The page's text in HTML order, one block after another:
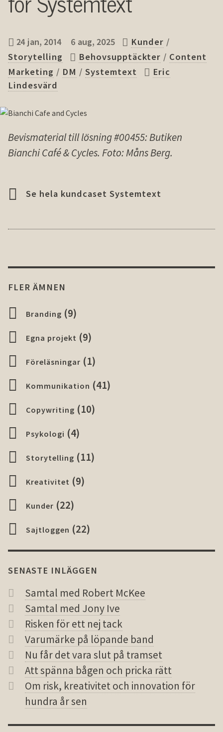
24 jan, 2014 6 aug, 2025 Kunder /
Storytelling
Behovsupptäckter / Content
Marketing / DM / Systemtext
Eric
Lindesvärd
Bevismaterial till lösning #00455: Butiken
Bianchi Café & Cycles. Foto: Måns Berg.
Se hela kundcaset Systemtext
FLER ÄMNEN
Branding (9)
Egna projekt (9)
Föreläsningar (1)
Kommunikation (41)
Copywriting (10)
Psykologi (4)
Storytelling (11)
Kreativitet (9)
Kunder (22)
Sajtloggen (22)
SENASTE INLÄGGEN
Samtal med Robert McKee
Samtal med Jony Ive
Risken för ett nej tack
Varumärke på löpande band
Nu får det vara slut på tramset
Att spänna bågen och pricka rätt
Om risk, kreativitet och inno­vation för
hundra år sen